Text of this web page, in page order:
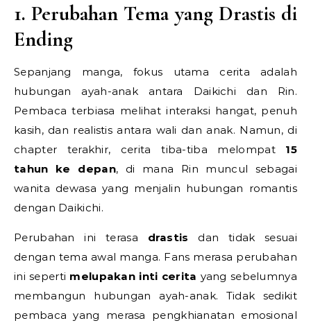
1. Perubahan Tema yang Drastis di
Ending
Sepanjang manga, fokus utama cerita adalah
hubungan ayah-anak antara Daikichi dan Rin.
Pembaca terbiasa melihat interaksi hangat, penuh
kasih, dan realistis antara wali dan anak. Namun, di
chapter terakhir, cerita tiba-tiba melompat 15
tahun ke depan, di mana Rin muncul sebagai
wanita dewasa yang menjalin hubungan romantis
dengan Daikichi.
Perubahan ini terasa drastis dan tidak sesuai
dengan tema awal manga. Fans merasa perubahan
ini seperti melupakan inti cerita yang sebelumnya
membangun hubungan ayah-anak. Tidak sedikit
pembaca yang merasa pengkhianatan emosional